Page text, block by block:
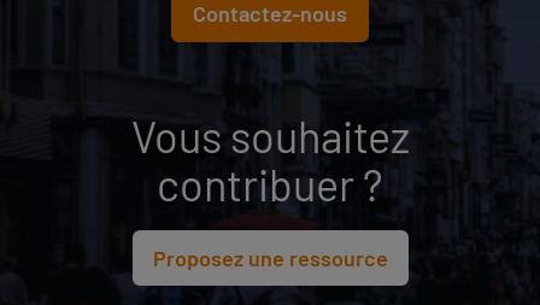
Contactez-nous
Vous souhaitez
contribuer ?
Proposez une ressource